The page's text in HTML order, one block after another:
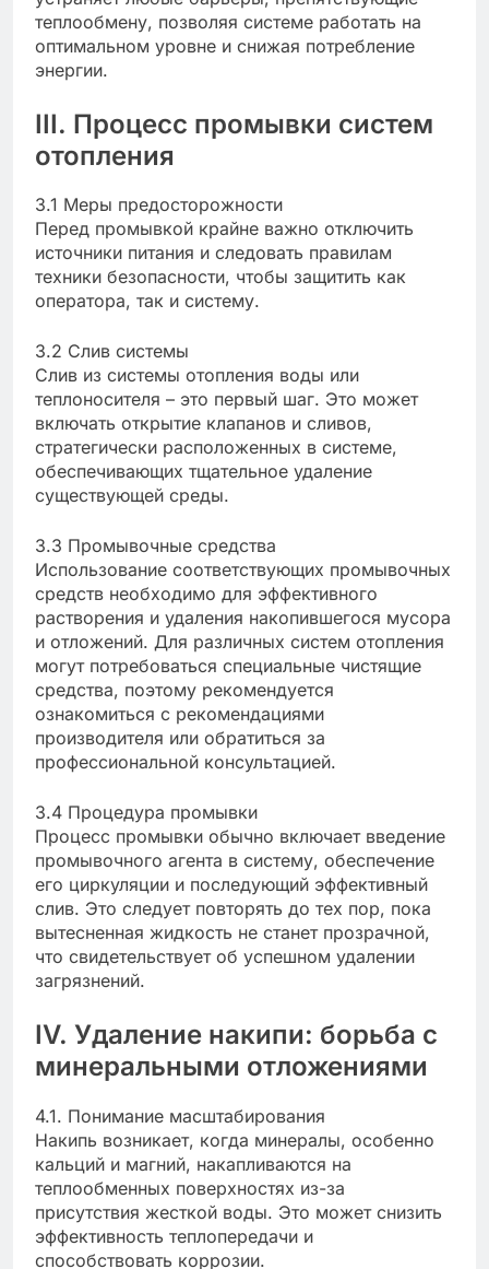
теплообмену, позволяя системе работать на
оптимальном уровне и снижая потребление
энергии.
III. Процесс промывки систем
отопления
3.1 Меры предосторожности
Перед промывкой крайне важно отключить
источники питания и следовать правилам
техники безопасности, чтобы защитить как
оператора, так и систему.
3.2 Слив системы
Слив из системы отопления воды или
теплоносителя – это первый шаг. Это может
включать открытие клапанов и сливов,
стратегически расположенных в системе,
обеспечивающих тщательное удаление
существующей среды.
3.3 Промывочные средства
Использование соответствующих промывочных
средств необходимо для эффективного
растворения и удаления накопившегося мусора
и отложений. Для различных систем отопления
могут потребоваться специальные чистящие
средства, поэтому рекомендуется
ознакомиться с рекомендациями
производителя или обратиться за
профессиональной консультацией.
3.4 Процедура промывки
Процесс промывки обычно включает введение
промывочного агента в систему, обеспечение
его циркуляции и последующий эффективный
слив. Это следует повторять до тех пор, пока
вытесненная жидкость не станет прозрачной,
что свидетельствует об успешном удалении
загрязнений.
IV. Удаление накипи: борьба с
минеральными отложениями
4.1. Понимание масштабирования
Накипь возникает, когда минералы, особенно
кальций и магний, накапливаются на
теплообменных поверхностях из-за
присутствия жесткой воды. Это может снизить
эффективность теплопередачи и
способствовать коррозии.